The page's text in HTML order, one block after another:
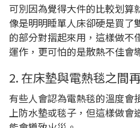
可別因為覺得大件的比較划算
像是明明睡單人床卻硬是買了
的部分對摺起來用，這樣做不
運作，更可怕的是散熱不佳會
2. 在床墊與電熱毯之間
有些人會認為電熱毯的溫度會
上防水墊或毯子，但這樣做會